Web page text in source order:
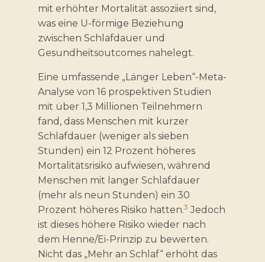
mit erhöhter Mortalität assoziiert sind,
was eine U-förmige Beziehung
zwischen Schlafdauer und
Gesundheitsoutcomes nahelegt.
Eine umfassende „Länger Leben“-Meta-
Analyse von 16 prospektiven Studien
mit über 1,3 Millionen Teilnehmern
fand, dass Menschen mit kurzer
Schlafdauer (weniger als sieben
Stunden) ein 12 Prozent höheres
Mortalitätsrisiko aufwiesen, während
Menschen mit langer Schlafdauer
(mehr als neun Stunden) ein 30
Prozent höheres Risiko hatten.3 Jedoch
ist dieses höhere Risiko wieder nach
dem Henne/Ei-Prinzip zu bewerten.
Nicht das „Mehr an Schlaf“ erhöht das